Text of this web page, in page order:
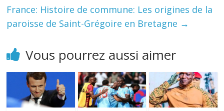
France: Histoire de commune: Les origines de la
paroisse de Saint-Grégoire en Bretagne →
Vous pourrez aussi aimer